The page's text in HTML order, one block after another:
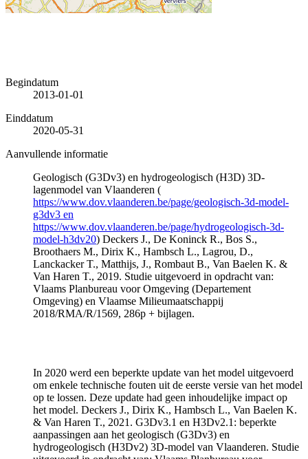
Begindatum
2013-01-01
Einddatum
2020-05-31
Aanvullende informatie
Geologisch (G3Dv3) en hydrogeologisch (H3D) 3D-
lagenmodel van Vlaanderen (
https://www.dov.vlaanderen.be/page/geologisch-3d-model-
g3dv3 en
https://www.dov.vlaanderen.be/page/hydrogeologisch-3d-
model-h3dv20) Deckers J., De Koninck R., Bos S.,
Broothaers M., Dirix K., Hambsch L., Lagrou, D.,
Lanckacker T., Matthijs, J., Rombaut B., Van Baelen K. &
Van Haren T., 2019. Studie uitgevoerd in opdracht van:
Vlaams Planbureau voor Omgeving (Departement
Omgeving) en Vlaamse Milieumaatschappij
2018/RMA/R/1569, 286p + bijlagen.
In 2020 werd een beperkte update van het model uitgevoerd
om enkele technische fouten uit de eerste versie van het model
op te lossen. Deze update had geen inhoudelijke impact op
het model. Deckers J., Dirix K., Hambsch L., Van Baelen K.
& Van Haren T., 2021. G3Dv3.1 en H3Dv2.1: beperkte
aanpassingen aan het geologisch (G3Dv3) en
hydrogeologisch (H3Dv2) 3D-model van Vlaanderen. Studie